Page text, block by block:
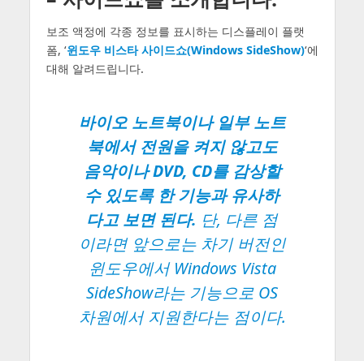
보조 액정에 각종 정보를 표시하는 디스플레이 플랫
폼, ‘윈도우 비스타 사이드쇼(Windows SideShow)‘에
대해 알려드립니다.
바이오 노트북이나 일부 노트
북에서 전원을 켜지 않고도
음악이나 DVD, CD를 감상할
수 있도록 한 기능과 유사하
다고 보면 된다. 단, 다른 점
이라면 앞으로는 차기 버전인
윈도우에서 Windows Vista
SideShow라는 기능으로 OS
차원에서 지원한다는 점이다.